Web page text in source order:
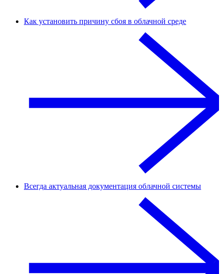
Как установить причину сбоя в облачной среде
Всегда актуальная документация облачной системы